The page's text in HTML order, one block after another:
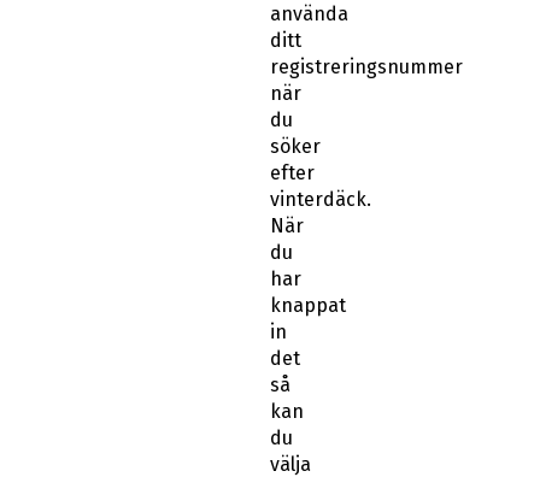
använda
ditt
registreringsnummer
när
du
söker
efter
vinterdäck.
När
du
har
knappat
in
det
så
kan
du
välja